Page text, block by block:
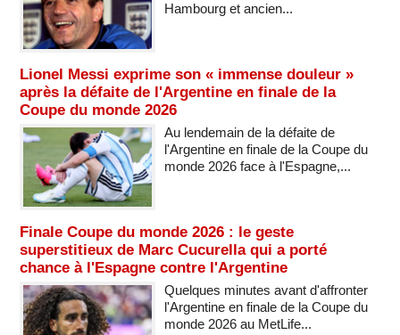
Hambourg et ancien...
Lionel Messi exprime son « immense douleur »
après la défaite de l'Argentine en finale de la
Coupe du monde 2026
Au lendemain de la défaite de
l'Argentine en finale de la Coupe du
monde 2026 face à l'Espagne,...
Finale Coupe du monde 2026 : le geste
superstitieux de Marc Cucurella qui a porté
chance à l'Espagne contre l'Argentine
Quelques minutes avant d'affronter
l'Argentine en finale de la Coupe du
monde 2026 au MetLife...